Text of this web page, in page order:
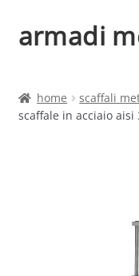
Vai
alla
Vai
al
armadi
Shop
home scaffali
scaffale in acciaio aisi